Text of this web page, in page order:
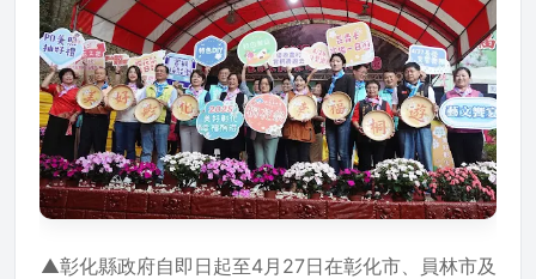
▲彰化縣政府自即日起至4月27日在彰化市、員林市及